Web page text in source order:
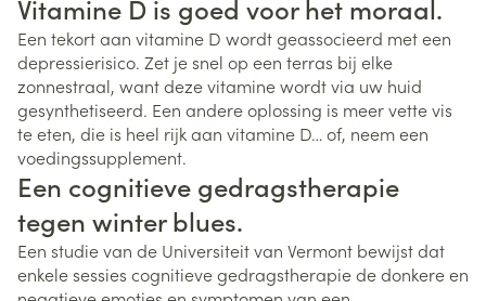
Vitamine D is goed voor het moraal.
Een tekort aan vitamine D wordt geassocieerd met een
depressierisico. Zet je snel op een terras bij elke
zonnestraal, want deze vitamine wordt via uw huid
gesynthetiseerd. Een andere oplossing is meer vette vis
te eten, die is heel rijk aan vitamine D… of, neem een
voedingssupplement.
Een cognitieve gedragstherapie
tegen winter blues.
Een studie van de Universiteit van Vermont bewijst dat
enkele sessies cognitieve gedragstherapie de donkere en